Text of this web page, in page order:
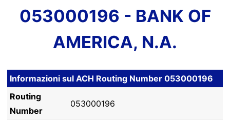
053000196 - BANK OF
AMERICA, N.A.
Informazioni sul ACH Routing Number 053000196
Routing
Number
053000196